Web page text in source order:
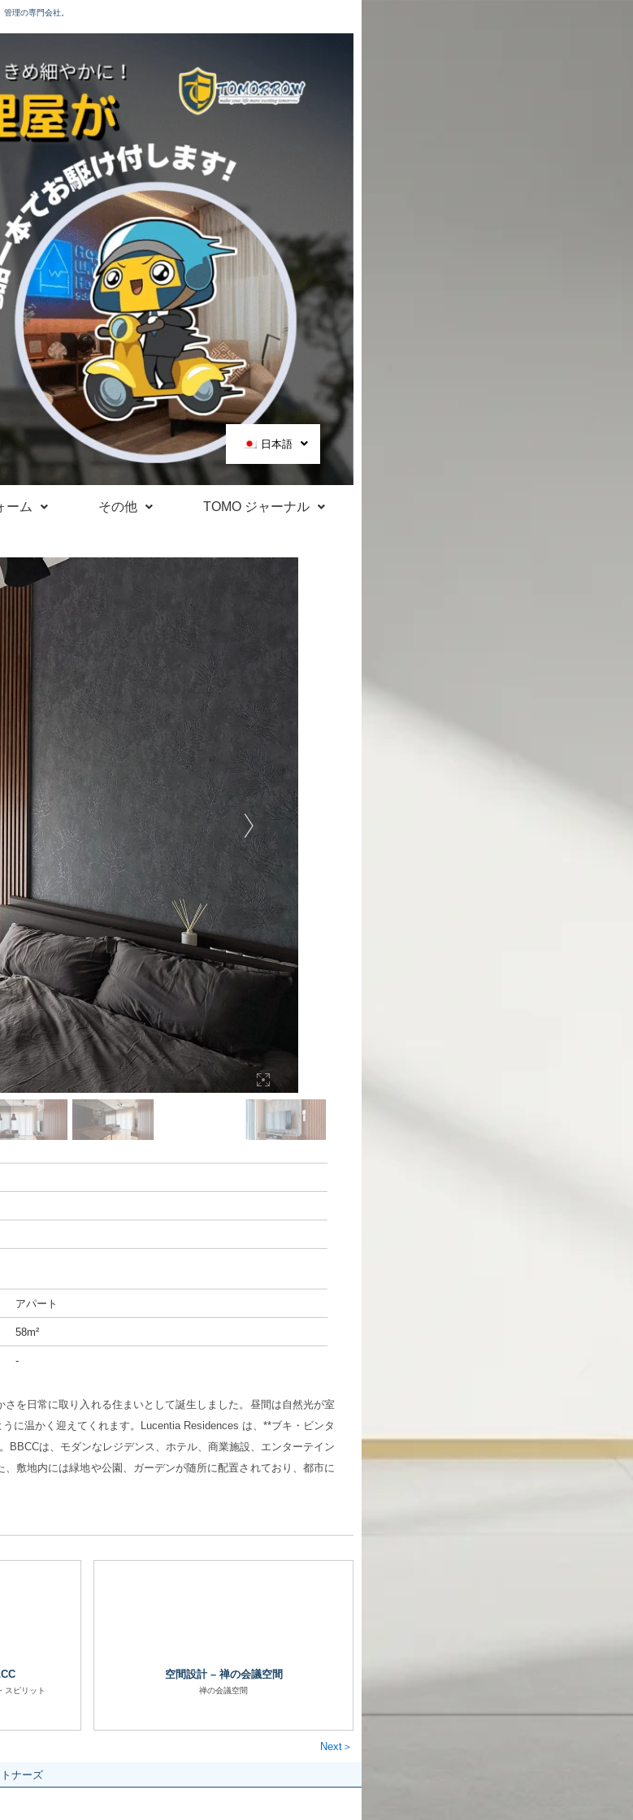
理の専門会社。
日本語
ーム その他 TOMO ジャーナル
アパート
58m²
-
を日常に取り入れる住まいとして誕生しました。昼間は自然光が室
に温かく迎えてくれます。Lucentia Residences は、**ブキ・ビンタ
は、モダンなレジデンス、ホテル、商業施設、エンターテイン
、敷地内には緑地や公園、ガーデンが随所に配置されており、都市に
スピリット
空間設計 – 禅の会議空間
禅の会議空間
Next＞
ナーズ